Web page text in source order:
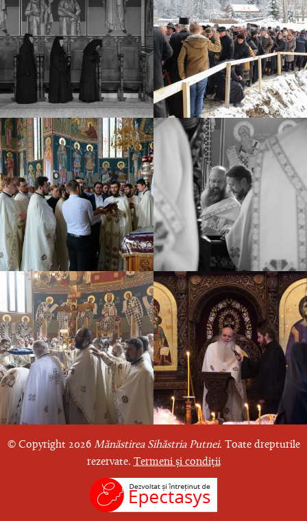
© Copyright 2026 Mănăstirea Sihăstria Putnei. Toate drepturile
rezervate. Termeni și condiții